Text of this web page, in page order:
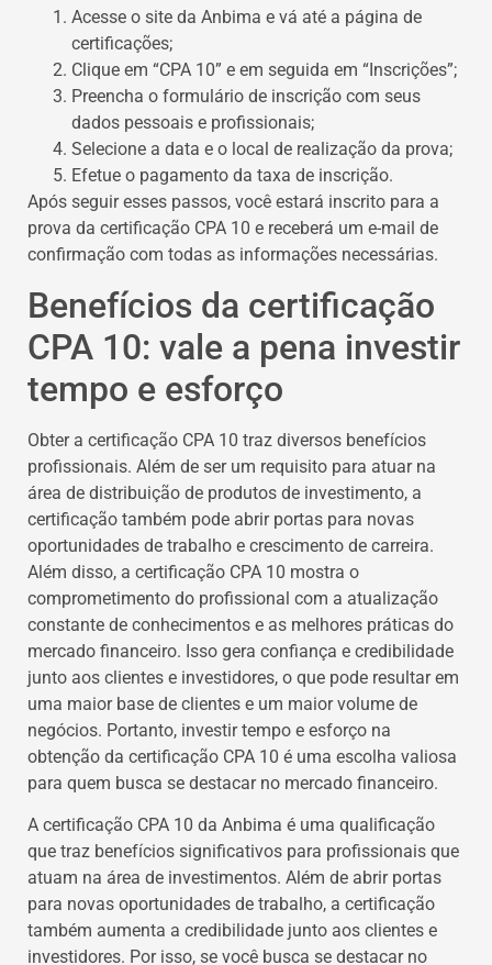
Acesse o site da Anbima e vá até a página de
certificações;
Clique em “CPA 10” e em seguida em “Inscrições”;
Preencha o formulário de inscrição com seus
dados pessoais e profissionais;
Selecione a data e o local de realização da prova;
Efetue o pagamento da taxa de inscrição.
Após seguir esses passos, você estará inscrito para a
prova da certificação CPA 10 e receberá um e-mail de
confirmação com todas as informações necessárias.
Benefícios da certificação
CPA 10: vale a pena investir
tempo e esforço
Obter a certificação CPA 10 traz diversos benefícios
profissionais. Além de ser um requisito para atuar na
área de distribuição de produtos de investimento, a
certificação também pode abrir portas para novas
oportunidades de trabalho e crescimento de carreira.
Além disso, a certificação CPA 10 mostra o
comprometimento do profissional com a atualização
constante de conhecimentos e as melhores práticas do
mercado financeiro. Isso gera confiança e credibilidade
junto aos clientes e investidores, o que pode resultar em
uma maior base de clientes e um maior volume de
negócios. Portanto, investir tempo e esforço na
obtenção da certificação CPA 10 é uma escolha valiosa
para quem busca se destacar no mercado financeiro.
A certificação CPA 10 da Anbima é uma qualificação
que traz benefícios significativos para profissionais que
atuam na área de investimentos. Além de abrir portas
para novas oportunidades de trabalho, a certificação
também aumenta a credibilidade junto aos clientes e
investidores. Por isso, se você busca se destacar no